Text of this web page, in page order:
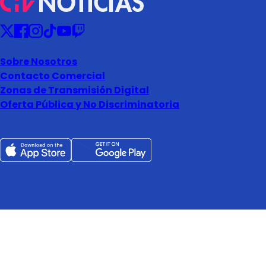
Sobre Nosotros
Contacto Comercial
Zonas de Transmisión Digital
Oferta Pública y No Discriminatoria